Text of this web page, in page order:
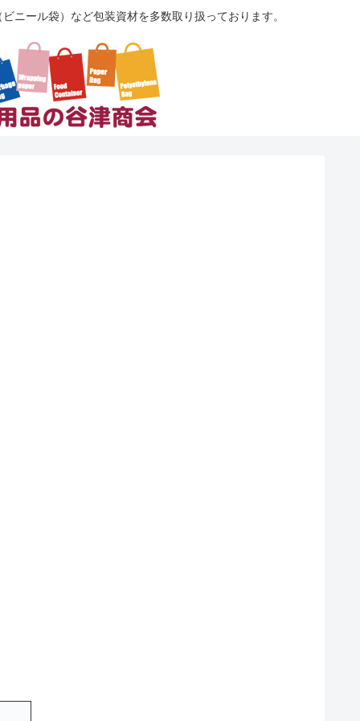
ニール袋）など包装資材を多数取り扱っております。